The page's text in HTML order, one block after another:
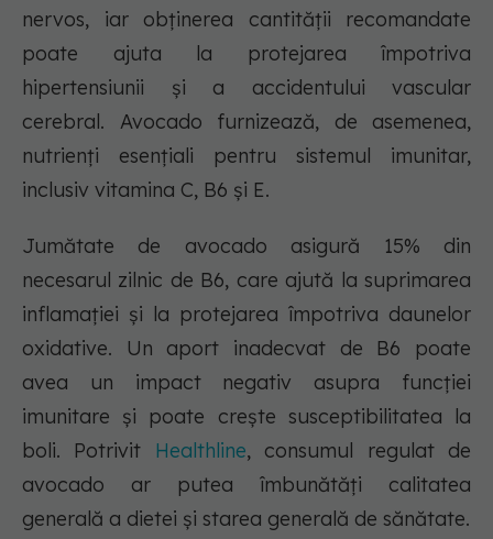
nervos, iar obținerea cantității recomandate
poate ajuta la protejarea împotriva
hipertensiunii și a accidentului vascular
cerebral. Avocado furnizează, de asemenea,
nutrienți esențiali pentru sistemul imunitar,
inclusiv vitamina C, B6 și E.
Jumătate de avocado asigură 15% din
necesarul zilnic de B6, care ajută la suprimarea
inflamației și la protejarea împotriva daunelor
oxidative. Un aport inadecvat de B6 poate
avea un impact negativ asupra funcției
imunitare și poate crește susceptibilitatea la
boli. Potrivit Healthline, consumul regulat de
avocado ar putea îmbunătăți calitatea
generală a dietei și starea generală de sănătate.